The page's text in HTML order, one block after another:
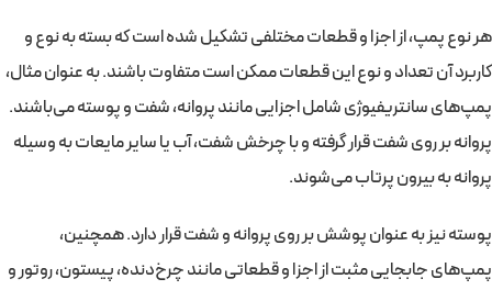
هر نوع پمپ، از اجزا و قطعات مختلفی تشکیل شده است که بسته به نوع و
کاربرد آن تعداد و نوع این قطعات ممکن است متفاوت باشند. به عنوان مثال،
پمپ‌های سانتریفیوژی شامل اجزایی مانند پروانه، شفت و پوسته می‌باشند.
پروانه بر روی شفت قرار گرفته و با چرخش شفت، آب یا سایر مایعات به وسیله
پروانه به بیرون پرتاب می‌شوند.
پوسته نیز به عنوان پوشش بر روی پروانه و شفت قرار دارد. همچنین،
پمپ‌های جابجایی مثبت از اجزا و قطعاتی مانند چرخ‌دنده، پیستون، روتور و